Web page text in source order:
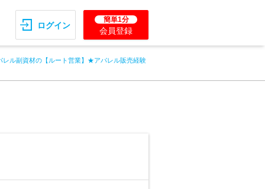
ログイン
簡単1分
会員登録
レル副資材の【ルート営業】★アパレル販売経験